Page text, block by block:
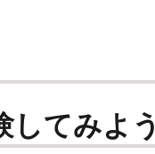
してみよ